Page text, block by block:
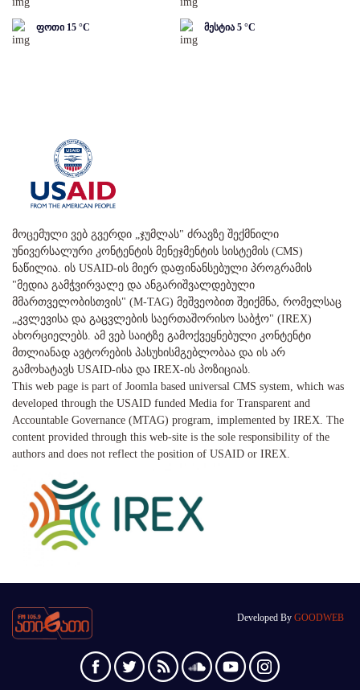
ფოთი 15 °C მესტია 5 °C
მოცემული ვებ გვერდი „ჯუმლას" ძრავზე შექმნილი
უნივერსალური კონტენტის მენეჯმენტის სისტემის (CMS)
ნაწილია. ის USAID-ის მიერ დაფინანსებული პროგრამის
"მედია გამჭვირვალე და ანგარიშვალდებული
მმართველობისთვის" (M-TAG) მეშვეობით შეიქმნა, რომელსაც
„კვლევისა და გაცვლების საერთაშორისო საბჭო" (IREX)
ახორციელებს. ამ ვებ საიტზე გამოქვეყნებული კონტენტი
მთლიანად ავტორების პასუხისმგებლობაა და ის არ
გამოხატავს USAID-ისა და IREX-ის პოზიციას.
This web page is part of Joomla based universal CMS system, which was
developed through the USAID funded Media for Transparent and
Accountable Governance (MTAG) program, implemented by IREX. The
content provided through this web-site is the sole responsibility of the
authors and does not reflect the position of USAID or IREX.
Developed By GOODWEB